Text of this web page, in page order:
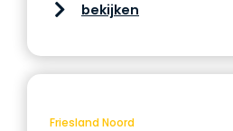
bekijken
Friesland Noord